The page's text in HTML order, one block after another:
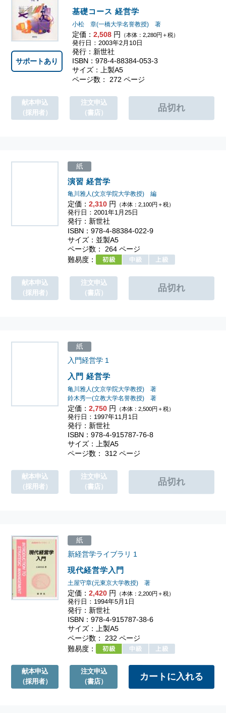
基礎コース 経営学
小松 章(一橋大学名誉教授) 著
定価： 2,508円 （本体：2,280円＋税）
発行日：2003年2月10日
発行：新世社
ISBN：978-4-88384-053-3
サイズ：上製A5
ページ数： 272 ページ
サポートあり
献本申込
（採用者）
注文申込
（書店）
演習 経営学
亀川雅人(文京学院大学教授) 編
定価：2,310 円 （本体：2,100円＋税）
紙
発行日：2001年1月25日
発行：新世社
ISBN：978-4-88384-022-9
サイズ：並製A5
ページ数： 264 ページ
難易度：
献本申込
（採用者）
注文申込
（書店）
入門 経営学
入門経営学 1
亀川雅人(文京学院大学教授) 著
鈴木秀一(立教大学名誉教授) 著
定価：2,750 円 （本体：2,500円＋税）
紙
発行日：1997年11月1日
発行：新世社
ISBN：978-4-915787-76-8
サイズ：上製A5
ページ数： 312 ページ
献本申込
（採用者）
注文申込
（書店）
現代経営学入門
新経営学ライブラリ 1
土屋守章(元東京大学教授) 著
定価：2,420 円 （本体：2,200円＋税）
紙
発行日：1994年5月1日
発行：新世社
ISBN：978-4-915787-38-6
サイズ：上製A5
ページ数： 232 ページ
難易度：
献本申込
（採用者）
注文申込
（書店）